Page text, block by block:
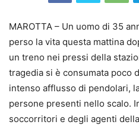
MAROTTA – Un uomo di 35
perso la vita questa mattina
un treno nei pressi della
tragedia si è consumata poco
intenso afflusso di pendolari,
persone presenti nello scalo.
soccorritori e degli agenti